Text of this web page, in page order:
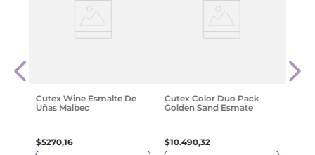
Cutex Wine Esmalte De
Uñas Malbec
$5270,16
Cutex Color Duo Pack
Golden Sand Esmate
$10.490,32